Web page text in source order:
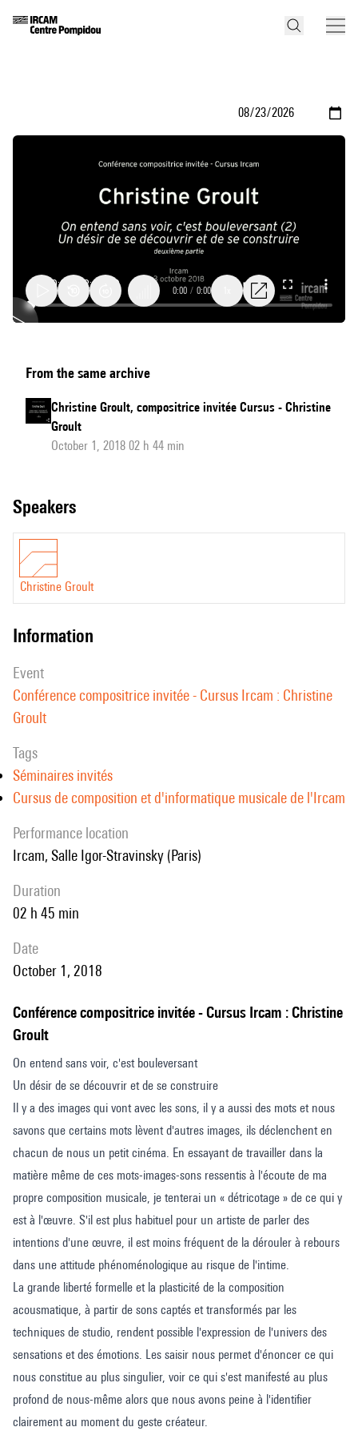
Groult,
compositrice
invitée
Cursus
0:00 / 0:00
From the same archive
Christine Groult, compositrice invitée Cursus - Christine
Groult
October 1, 2018 02 h 44 min
speakers
Christine Groult
information
event
Conférence compositrice invitée - Cursus Ircam : Christine
Groult
Tags
Séminaires invités
Cursus de composition et d'informatique musicale de l'Ircam
performance location
Ircam, Salle Igor-Stravinsky (Paris)
duration
02 h 45 min
date
October 1, 2018
Conférence compositrice invitée - Cursus Ircam : Christine
Groult
On entend sans voir, c'est bouleversant
Un désir de se découvrir et de se construire
Il y a des images qui vont avec les sons, il y a aussi des mots et nous
savons que certains mots lèvent d'autres images, ils déclenchent en
chacun de nous un petit cinéma. En essayant de travailler dans la
matière même de ces mots-images-sons ressentis à l'écoute de ma
propre composition musicale, je tenterai un « détricotage » de ce qui y
est à l'œuvre. S'il est plus habituel pour un artiste de parler des
intentions d'une œuvre, il est moins fréquent de la dérouler à rebours
dans une attitude phénoménologique au risque de l'intime.
La grande liberté formelle et la plasticité de la composition
acousmatique, à partir de sons captés et transformés par les
techniques de studio, rendent possible l'expression de l'univers des
sensations et des émotions. Les saisir nous permet d'énoncer ce qui
nous constitue au plus singulier, voir ce qui s'est manifesté au plus
profond de nous-même alors que nous avons peine à l'identifier
clairement au moment du geste créateur.